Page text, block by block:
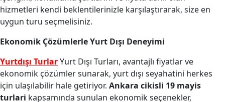
hizmetleri kendi beklentilerinizle karşılaştırarak, size en
uygun turu seçmelisiniz.
Ekonomik Çözümlerle Yurt Dışı Deneyimi
Yurtdışı TurlarYurt Dışı Turları, avantajlı fiyatlar ve
ekonomik çözümler sunarak, yurt dışı seyahatini herkes
için ulaşılabilir hale getiriyor. Ankara cikisli 19 mayis
turlari kapsamında sunulan ekonomik seçenekler,